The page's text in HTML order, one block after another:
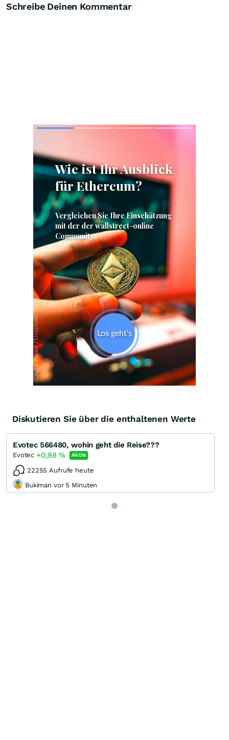
Schreibe Deinen Kommentar
Diskutieren Sie über die enthaltenen Werte
Evotec 566480, wohin geht die Reise???
Evotec +0,98% Aktie
22255 Aufrufe heute
Bukiman vor 5 Minuten